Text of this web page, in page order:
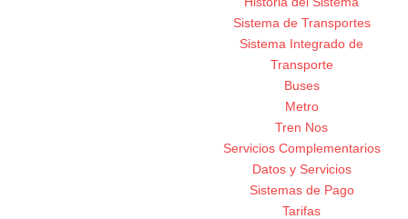
Sistema de Transportes
Sistema Integrado de
Transporte
Buses
Metro
Tren Nos
Servicios Complementarios
Datos y Servicios
Sistemas de Pago
Tarifas